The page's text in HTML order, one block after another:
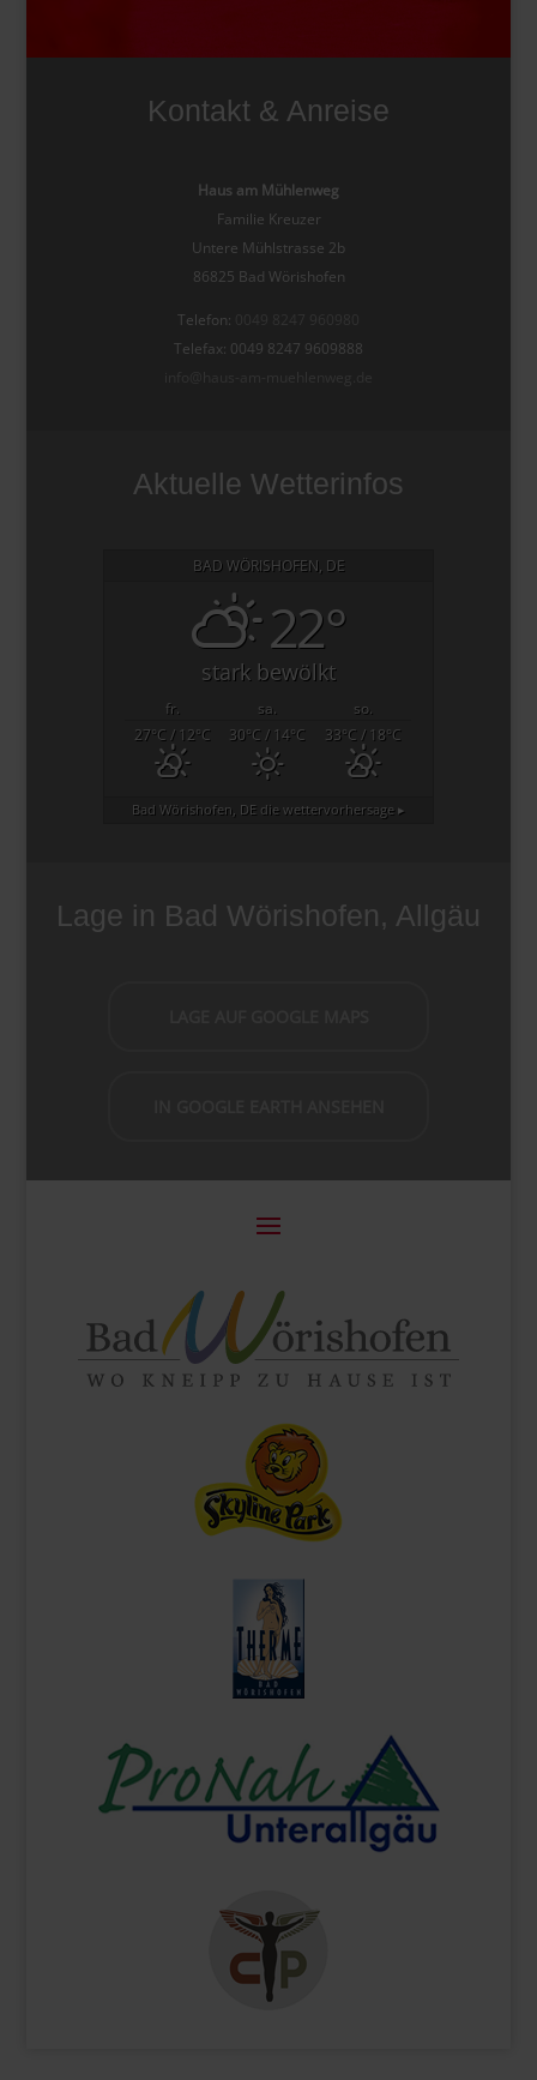
Kontakt & Anreise
Haus am Mühlenweg
Familie Kreuzer
Untere Mühlstrasse 2b
86825 Bad Wörishofen
Telefon:
Telefax: 0049 8247 9609888
Aktuelle Wetterinfos
BAD WÖRISHOFEN, DE
22°
stark bewölkt
fr. sa.
so.
27°C / 12°C 30°C / 14°C 33°C / 18°C
Bad Wörishofen, DE die wettervorhersage ▸
Lage in Bad Wörishofen, Allgäu